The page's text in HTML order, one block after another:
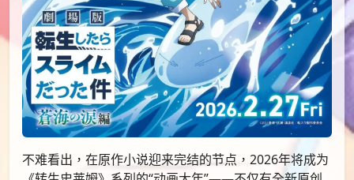
不难看出，在原作小说迎来完结的节点，2026年将成为